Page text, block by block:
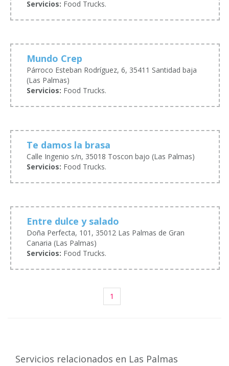
Servicios: Food Trucks.
Mundo Crep
Párroco Esteban Rodríguez, 6, 35411 Santidad baja
(Las Palmas)
Servicios: Food Trucks.
Te damos la brasa
Calle Ingenio s/n, 35018 Toscon bajo (Las Palmas)
Servicios: Food Trucks.
Entre dulce y salado
Doña Perfecta, 101, 35012 Las Palmas de Gran
Canaria (Las Palmas)
Servicios: Food Trucks.
1
Servicios relacionados en Las Palmas